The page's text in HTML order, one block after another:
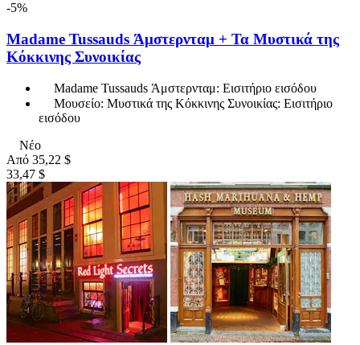
-5%
Madame Tussauds Άμστερνταμ + Τα Μυστικά της
Κόκκινης Συνοικίας
Madame Tussauds Άμστερνταμ: Εισιτήριο εισόδου
Μουσείο: Μυστικά της Κόκκινης Συνοικίας: Εισιτήριο
εισόδου
Νέο
Από 35,22 $
33,47 $